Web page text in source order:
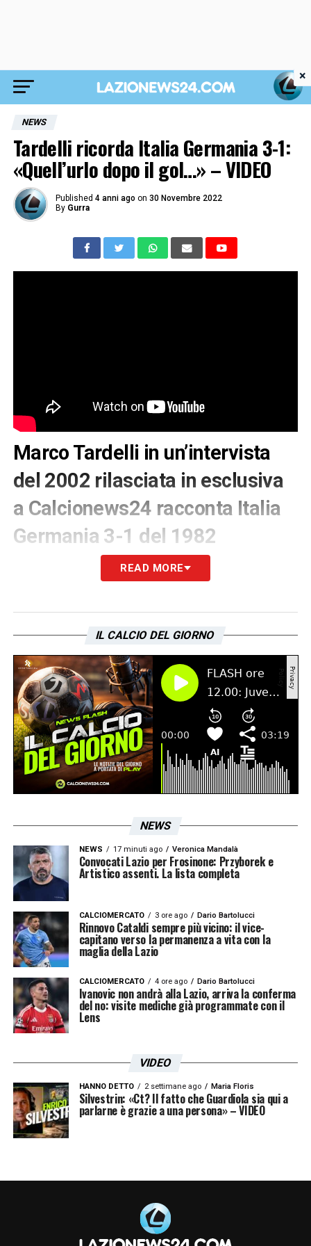
NEWS
Tardelli ricorda Italia Germania 3-1:
«Quell’urlo dopo il gol…» – VIDEO
Published 4 anni ago on 30 Novembre 2022
By Gurra
Marco Tardelli in un’intervista
del 2002 rilasciata in esclusiva
a Calcionews24 racconta Italia
Germania 3-1 del 1982
Il centrocampista della Nazionale Azzurra
2002 presente negli esclusivi archivi di
CalcioNews24 , racconta la gioia della finale
vinta contro la Germania Ovest a Spagna
1982 e il perchè del suo storico (ed iconico)
urlo.
LA PLAYLIST DELLE NOSTRE TOP NEWS
READ MORE
IL CALCIO DEL GIORNO
NEWS
NEWS 17 minuti ago Veronica Mandalà
Convocati Lazio per Frosinone: Przyborek e
Artistico assenti. La lista completa
CALCIOMERCATO 3 ore ago Dario Bartolucci
Rinnovo Cataldi sempre più vicino: il vice-
capitano verso la permanenza a vita con la
maglia della Lazio
CALCIOMERCATO 4 ore ago Dario Bartolucci
Ivanovic non andrà alla Lazio, arriva la conferma
del no: visite mediche già programmate con il
Lens
VIDEO
HANNO DETTO 2 settimane ago Maria Floris
Silvestrin: «Ct? Il fatto che Guardiola sia qui a
parlarne è grazie a una persona» – VIDEO
×